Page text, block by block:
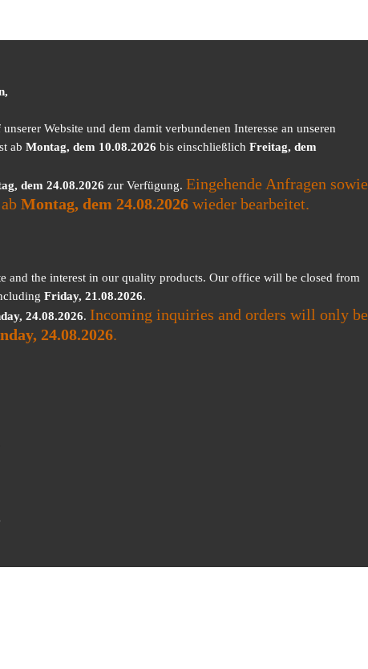
Website und dem damit verbundenen Interesse an unseren
ab Montag, dem 10.08.2026 bis einschließlich Freitag, dem
dem 24.08.2026 zur Verfügung. Eingehende Anfragen sowie
Montag, dem 24.08.2026 wieder bearbeitet.
and the interest in our quality products. Our office will be closed from
Friday, 21.08.2026.
24.08.2026. Incoming inquiries and orders will only be
24.08.2026.